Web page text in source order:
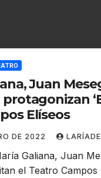
Juan
Elíseos
DE 2022
Galiana, Juan
el Teatro Campos